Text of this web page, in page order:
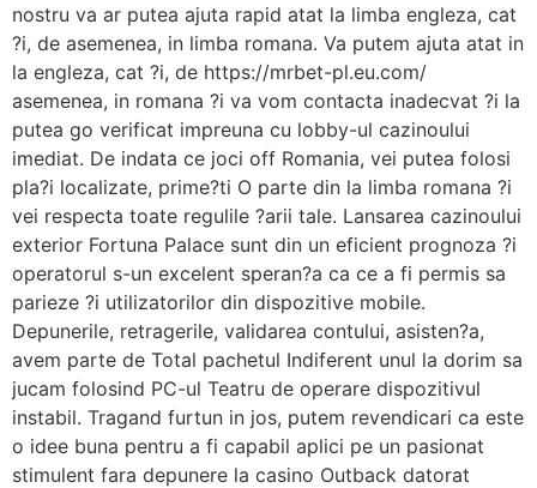
nostru va ar putea ajuta rapid atat la limba engleza, cat
?i, de asemenea, in limba romana. Va putem ajuta atat in
la engleza, cat ?i, de https://mrbet-pl.eu.com/
asemenea, in romana ?i va vom contacta inadecvat ?i la
putea go verificat impreuna cu lobby-ul cazinoului
imediat. De indata ce joci off Romania, vei putea folosi
pla?i localizate, prime?ti O parte din la limba romana ?i
vei respecta toate regulile ?arii tale. Lansarea cazinoului
exterior Fortuna Palace sunt din un eficient prognoza ?i
operatorul s-un excelent speran?a ca ce a fi permis sa
parieze ?i utilizatorilor din dispozitive mobile.
Depunerile, retragerile, validarea contului, asisten?a,
avem parte de Total pachetul Indiferent unul la dorim sa
jucam folosind PC-ul Teatru de operare dispozitivul
instabil. Tragand furtun in jos, putem revendicari ca este
o idee buna pentru a fi capabil aplici pe un pasionat
stimulent fara depunere la casino Outback datorat